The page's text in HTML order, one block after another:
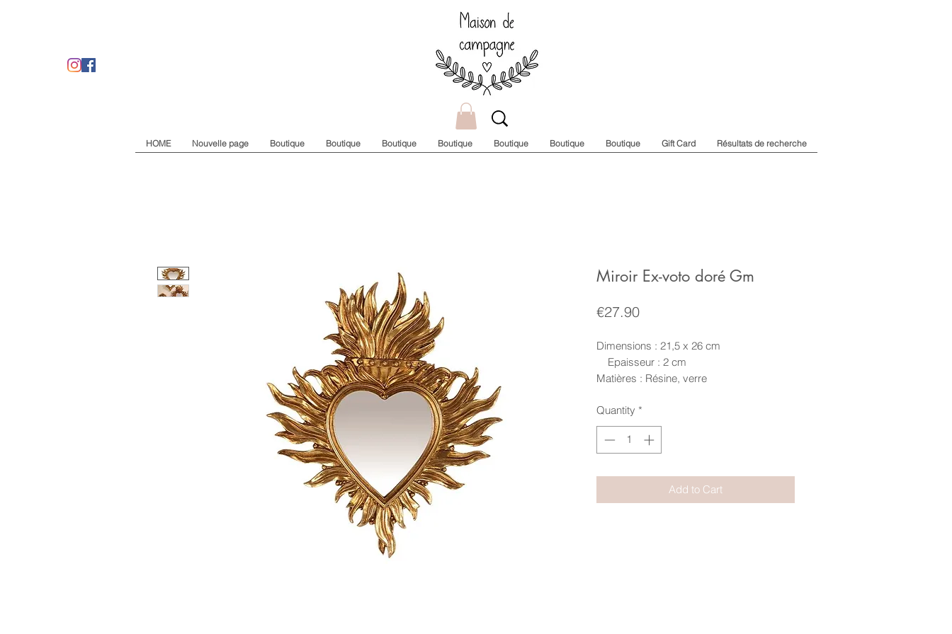
HOME Nouvelle page Boutique Boutique Boutique Boutique Boutique Boutique Boutique Gift Card Résultats de recherche
Miroir Ex-voto doré Gm
€27.90Price
Dimensions : 21,5 x 26 cm
Epaisseur : 2 cm
Matières : Résine, verre
Existe aussi en Petit modèle et Moyen
modèle
Quantity *
Add to Cart